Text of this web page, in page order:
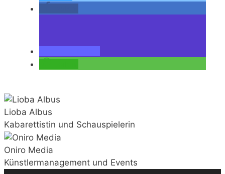
Lioba Albus
Kabarettistin und Schauspielerin
Oniro Media
Künstlermanagement und Events